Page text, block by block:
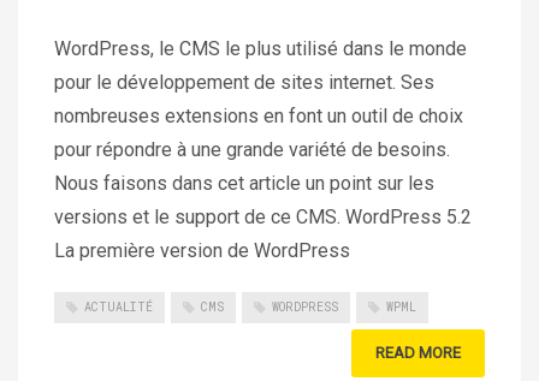
WordPress, le CMS le plus utilisé dans le monde
pour le développement de sites internet. Ses
nombreuses extensions en font un outil de choix
pour répondre à une grande variété de besoins.
Nous faisons dans cet article un point sur les
versions et le support de ce CMS. WordPress 5.2
La première version de WordPress
ACTUALITÉ CMS WORDPRESS WPML
READ MORE